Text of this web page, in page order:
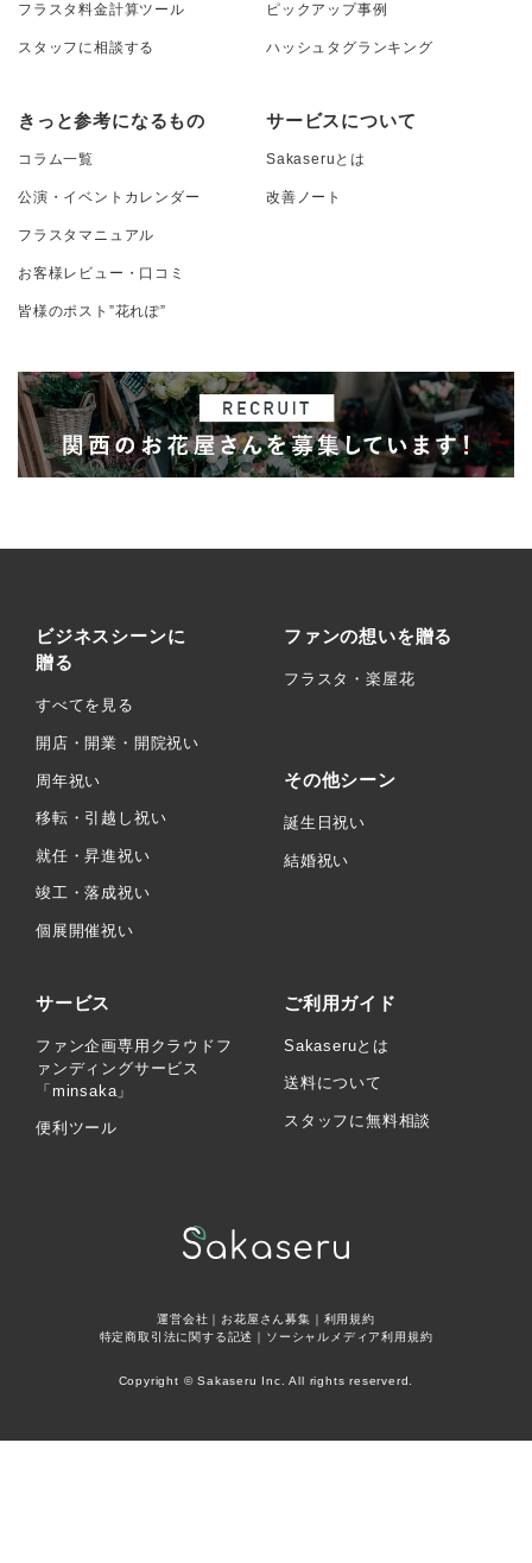
フラスタ料金計算ツール
スタッフに相談する
ピックアップ事例
ハッシュタグランキング
きっと参考になるもの
コラム一覧
公演・イベントカレンダー
フラスタマニュアル
お客様レビュー・口コミ
皆様のポスト”花れぽ”
サービスについて
Sakaseruとは
改善ノート
ビジネスシーンに
贈る
すべてを見る
開店・開業・開院祝い
周年祝い
移転・引越し祝い
就任・昇進祝い
竣工・落成祝い
個展開催祝い
ファンの想いを贈る
フラスタ・楽屋花
その他シーン
誕生日祝い
結婚祝い
サービス
ファン企画専用クラウドフ
ァンディングサービス
「minsaka」
便利ツール
ご利用ガイド
Sakaseruとは
送料について
スタッフに無料相談
運営会社 ｜お花屋さん募集 ｜ 利用規約
特定商取引法に関する記述 ｜ ソーシャルメディア利用規約
Copyright © Sakaseru Inc. All rights reserverd.